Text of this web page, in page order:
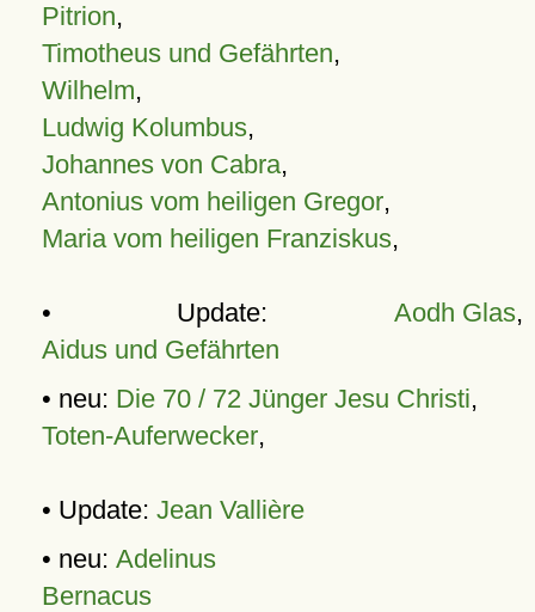
Pitrion,
Timotheus und Gefährten,
Wilhelm,
Ludwig Kolumbus,
Johannes von Cabra,
Antonius vom heiligen Gregor,
Maria vom heiligen Franziskus,
• Update: Aodh Glas,
Aidus und Gefährten
• neu: Die 70 / 72 Jünger Jesu Christi,
Toten-Auferwecker,
• Update: Jean Vallière
• neu: Adelinus
Bernacus